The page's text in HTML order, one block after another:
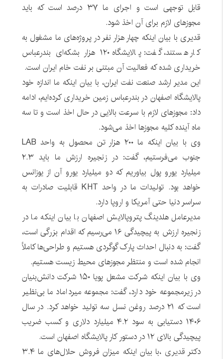
قابل توجهی است و اجرای ما ٣٧ درصد است که باید
مجوزهای لازم برای آن اخذ شود.
قدیری با بیان اینکه چهار هزار نفر در پروژه‌های ما مشغول به
کار هستند، گفت: پالایشگاه ١٢٠ هزار بشکه‌ای بندرعباس
خریداری شده که فعالیت آن مبتنی بر نفت خام ایران است.
این مدیر ارشد صنعت نفت ایران، با بیان اینکه ما اندازه خود
پالایشگاه اصفهان در بندرعباس زمین خریداری کرده‌ایم، ادامه
داد: مجوزهای لازم با سرعت بالایی در حال اخذ است و تا سه
ماه آینده کلیه مجوزها اخذ می‌شود.
وی با بیان اینکه ما ٢٠٠ هزار تن محصول به واحد LAB
جنوب می‌فرستیم، گفت: در زنجیره ارزش ما باید ٢.٣
میلیارد یورو پول بیاوریم که دو میلیارد یورو آن از یوزانس
خواهد بود. تولیدات ما در واحد KHT قابلیت صادرات به
سراسر دنیا حتی آمریکا و اروپا دارد.
مدیرعامل هلدینگ پتروپالایش اصفهان با بیان اینکه ما در
زنجیره ارزش به پیچیدگی ١۶ می‌رسیم که اقدام بزرگی است،
گفت: به دنبال احداث پارک گوگردی هستیم و طراحی‌ها کاملأ
انجام شده است و منتظر مجوزهای محیط زیست هستیم.
وی با بیان اینکه شرکت مشعل پویا ١۵٠ شرکت دانش‌بنیان
در زیرمجموعه خود دارد، گفت: مجموعه میرداماد ما بی‌نظیر
است که ٢١ درصد روغن نسل سه تولید خواهد کرد. در سال
١۴٠۶ دستیابی به سود ۴.٢ میلیارد دلاری و کسب ضریب
پیچیدگی بالای ١٢ در دستور کار پالایشگاه اصفهان است.
دکتر قدیری
،با بیان اینکه میزان فروش حلال‌های ما ٣.۴